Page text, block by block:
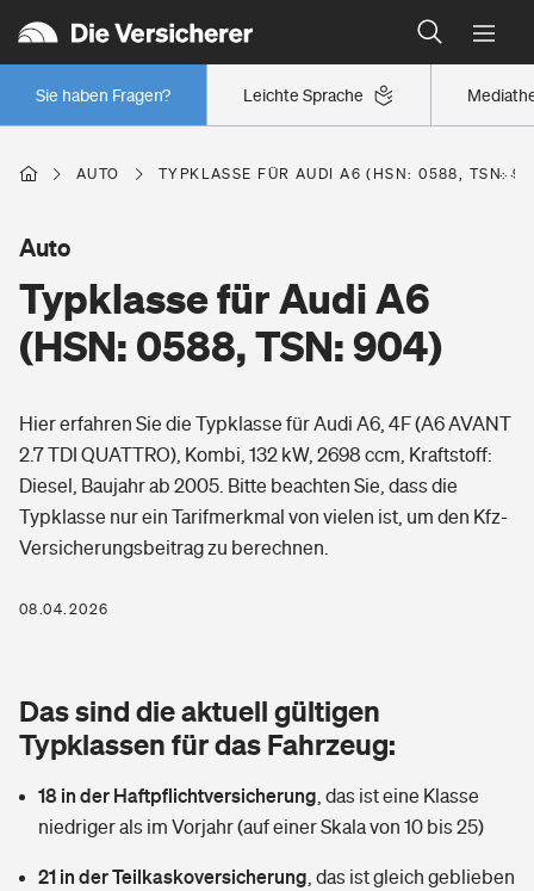
Leichte Sprache
Sie haben Fragen?
Wer versichert was: Jetzt Versicherer finden
Regionalklassen: So ist Ihre Region eingestuft
Wer versichert was: Jetzt Versicherer finden
Berufsunfähigkeitsversicherung
Erwerbsunfähigkeitsversicherung
Grundfähigkeitsversicherung
Arbeitsrechtsschutz
Berufshaftpflichtversicherung
Zur Übersicht
Tools
Wer versichert was: Jetzt Versicherer finden
Wohnen
Elementarversicherung
Glasversicherung
Mietkautionsversicherung
Freizeit
Pri­vate Haft­pflicht­
Kinderunfall­ver­si­che­rung
Kinderinvalidität
Reiseversicherung
Gesundheit
Private Krankenversicherung
Dread-Disease-Versicherung
Tierkrankenversicherung
AUTO TYPKLASSE FÜR AUDI A6 (HSN: 0588, TSN:
Typklasse für Audi A6
(HSN: 0588, TSN: 904)
Auto
Hier erfahren Sie die Typklasse für Audi A6, 4F (A6 AVANT
2.7 TDI QUATTRO), Kombi, 132 kW, 2698 ccm, Kraftstoff:
Diesel, Baujahr ab 2005. Bitte beachten Sie, dass die
Typklasse nur ein Tarifmerkmal von vielen ist, um den Kfz-
Versicherungsbeitrag zu berechnen.
08.04.2026
Das sind die aktuell gültigen
Typklassen für das Fahrzeug:
18 in der Haftpflichtversicherung das ist eine Klasse
niedriger als im Vorjahr (auf einer Skala von 10 bis 25)
21 in der Teilkaskoversicherung das ist gleich geblieben